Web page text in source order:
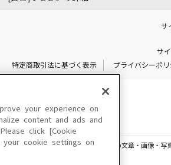
サ
サ
特定商取引法に基づく表示
プライバシーポリ
このサイトに掲載されている一切の文章・画像・
your experience on
content and ads and
click [Cookie
cookie settings on